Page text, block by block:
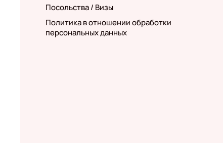
Посольства / Визы
Политика в отношении обработки
персональных данных